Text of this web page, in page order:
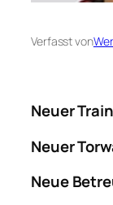
Verfasst von
Neuer
Neuer
Neue